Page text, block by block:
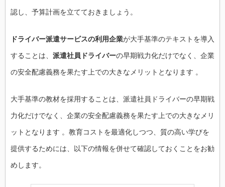
認し、予算計画を立てておきましょう。
ドライバー派遣サービスの利用企業が大手基準のテキストを導入
することは、 派遣社員ドライバーの早期戦力化だけでなく、企業
の安全配慮義務を果たす上での大きなメリットとなります 。
大手基準の教材を採用することは、派遣社員ドライバーの早期戦
力化だけでなく、企業の安全配慮義務を果たす上での大きなメリ
ットとなります 。教育コストを最適化しつつ、質の高い学びを
提供するためには、以下の情報を併せて確認しておくことをお勧
めします。